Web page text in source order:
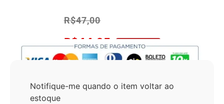
R$47,00
R$44,65 No Pix 5% OFF
Notifique-me quando o item voltar ao
estoque